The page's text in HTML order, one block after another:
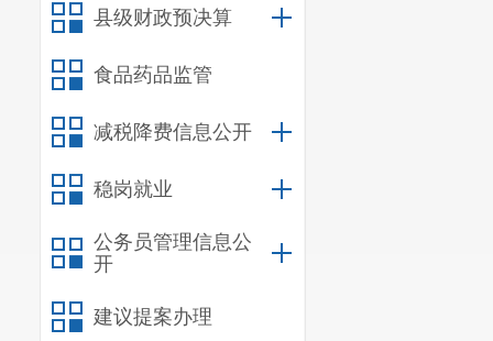
县级财政预决算
食品药品监管
减税降费信息公开
稳岗就业
公务员管理信息公
开
建议提案办理